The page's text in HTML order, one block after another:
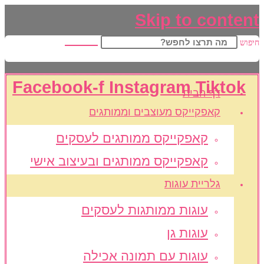
Skip to content
חיפוש
Facebook-f Instagram Tiktok
דף הבית
קאפקייקס מעוצבים וממותגים
קאפקייקס ממותגים לעסקים
קאפקייקס ממותגים ובעיצוב אישי
גלריית עוגות
עוגות ממותגות לעסקים
עוגות גן
עוגות עם תמונה אכילה